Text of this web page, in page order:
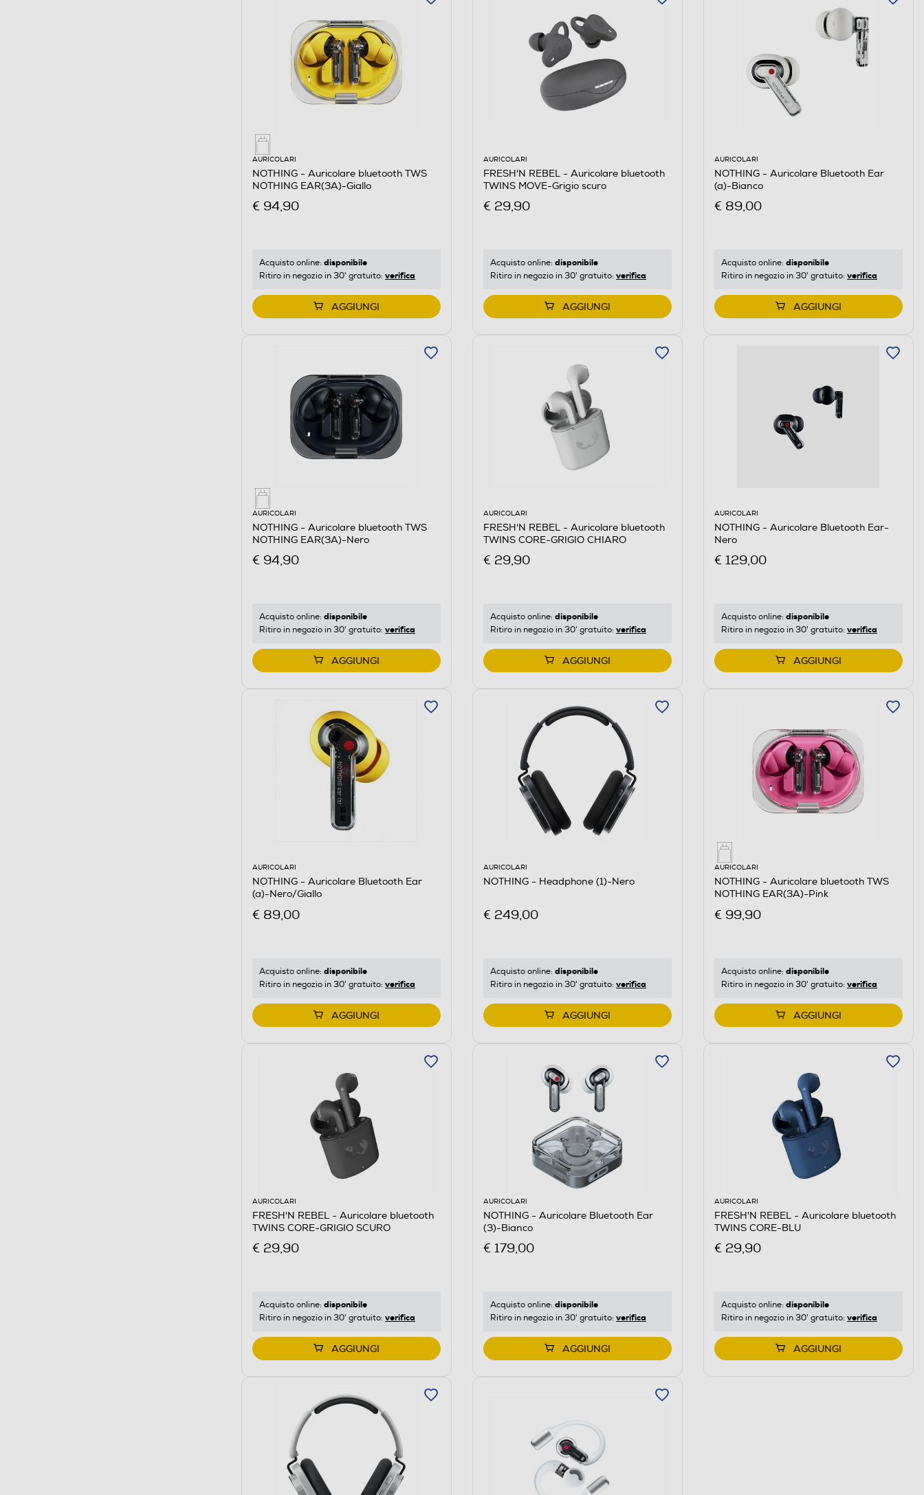
AURICOLARI
NOTHING - Auricolare bluetooth TWS
NOTHING EAR(3A)-Giallo
€ 94,90
Acquisto online: disponibile
Ritiro in negozio in 30' gratuito: verifica
AGGIUNGI
AURICOLARI
FRESH'N REBEL - Auricolare bluetooth
TWINS MOVE-Grigio scuro
€ 29,90
Acquisto online: disponibile
Ritiro in negozio in 30' gratuito: verifica
AGGIUNGI
AURICOLARI
NOTHING - Auricolare Bluetooth Ear
(a)-Bianco
€ 89,00
Acquisto online: disponibile
Ritiro in negozio in 30' gratuito: verifica
AGGIUNGI
AURICOLARI
NOTHING - Auricolare bluetooth TWS
NOTHING EAR(3A)-Nero
€ 94,90
Acquisto online: disponibile
Ritiro in negozio in 30' gratuito: verifica
AGGIUNGI
AURICOLARI
FRESH'N REBEL - Auricolare bluetooth
TWINS CORE-GRIGIO CHIARO
€ 29,90
Acquisto online: disponibile
Ritiro in negozio in 30' gratuito: verifica
AGGIUNGI
AURICOLARI
NOTHING - Auricolare Bluetooth Ear-
Nero
€ 129,00
Acquisto online: disponibile
Ritiro in negozio in 30' gratuito: verifica
AGGIUNGI
AURICOLARI
NOTHING - Auricolare Bluetooth Ear
(a)-Nero/Giallo
€ 89,00
Acquisto online: disponibile
Ritiro in negozio in 30' gratuito: verifica
AGGIUNGI
AURICOLARI
NOTHING - Headphone (1)-Nero
€ 249,00
Acquisto online: disponibile
Ritiro in negozio in 30' gratuito: verifica
AGGIUNGI
AURICOLARI
NOTHING - Auricolare bluetooth TWS
NOTHING EAR(3A)-Pink
€ 99,90
Acquisto online: disponibile
Ritiro in negozio in 30' gratuito: verifica
AGGIUNGI
AURICOLARI
FRESH'N REBEL - Auricolare bluetooth
TWINS CORE-GRIGIO SCURO
€ 29,90
Acquisto online: disponibile
Ritiro in negozio in 30' gratuito: verifica
AGGIUNGI
AURICOLARI
NOTHING - Auricolare Bluetooth Ear
(3)-Bianco
€ 179,00
Acquisto online: disponibile
Ritiro in negozio in 30' gratuito: verifica
AGGIUNGI
AURICOLARI
FRESH'N REBEL - Auricolare bluetooth
TWINS CORE-BLU
€ 29,90
Acquisto online: disponibile
Ritiro in negozio in 30' gratuito: verifica
AGGIUNGI